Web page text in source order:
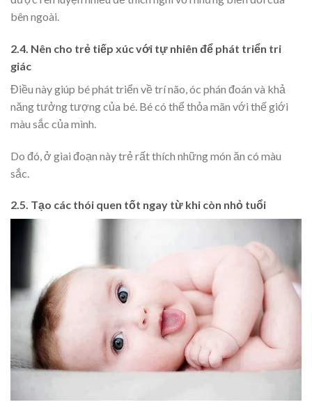
bên ngoài.
2.4. Nên cho trẻ tiếp xúc với tự nhiên để phát triển tri
giác
Điều này giúp bé phát triển về trí não, óc phán đoán và khả
năng tưởng tượng của bé. Bé có thể thỏa mãn với thế giới
màu sắc của mình.
Do đó, ở giai đoạn này trẻ rất thích những món ăn có màu
sắc.
2.5. Tạo các thói quen tốt ngay từ khi còn nhỏ tuổi